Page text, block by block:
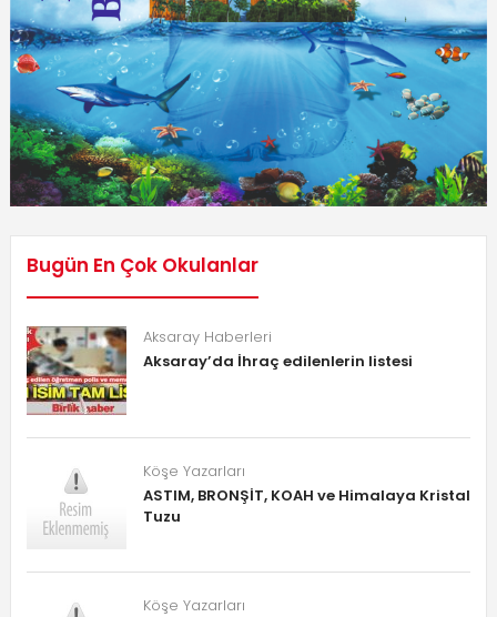
Bugün En Çok Okulanlar
Aksaray Haberleri
Aksaray’da İhraç edilenlerin listesi
Köşe Yazarları
ASTIM, BRONŞİT, KOAH ve Himalaya Kristal
Tuzu
Köşe Yazarları